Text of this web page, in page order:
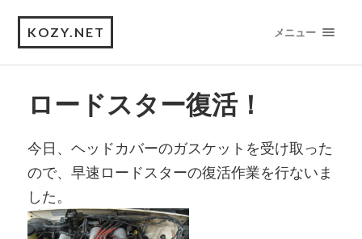
KOZY.NET メニュー
ロードスター復活！
今日、ヘッドカバーのガスケットを受け取った
ので、早速ロードスターの復活作業を行ないま
した。